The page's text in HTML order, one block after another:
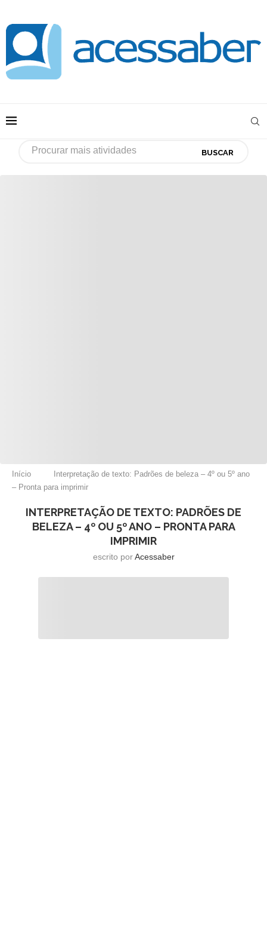
BUSCAR
Início
Interpretação de texto: Padrões de beleza – 4º ou 5º ano
– Pronta para imprimir
INTERPRETAÇÃO DE TEXTO: PADRÕES DE
BELEZA – 4º OU 5º ANO – PRONTA PARA
IMPRIMIR
escrito porAcessaber